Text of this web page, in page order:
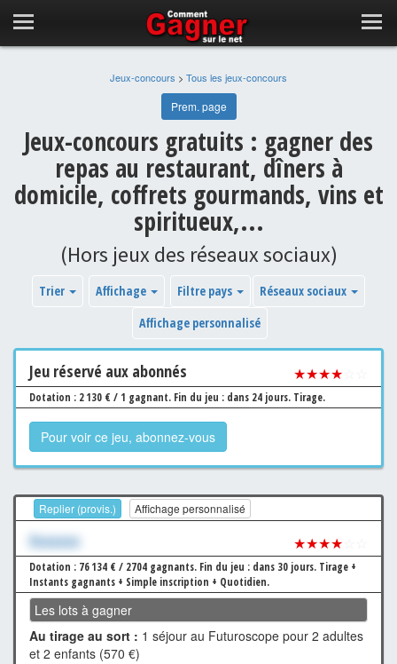
Jeux-concours > Tous les jeux-concours
Prem. page
Jeux-concours gratuits : gagner des
repas au restaurant, dîners à
domicile, coffrets gourmands, vins et
spiritueux,...
(Hors jeux des réseaux sociaux)
Trier Affichage Filtre pays
Réseaux sociaux
Affichage personnalisé
Jeu réservé aux abonnés ★★★★
Dotation : 2 130 € / 1 gagnant. Fin du jeu : dans 24 jours. Tirage.
Pour voir ce jeu, abonnez-vous
Replier (provis.) Affichage personnalisé
Xxxxxxx ★★★★
Dotation : 76 134 € / 2704 gagnants. Fin du jeu : dans 30 jours. Tirage +
Instants gagnants + Simple inscription + Quotidien.
Les lots à gagner
Au tirage au sort : 1 séjour au Futuroscope pour 2 adultes
et 2 enfants (570 €)